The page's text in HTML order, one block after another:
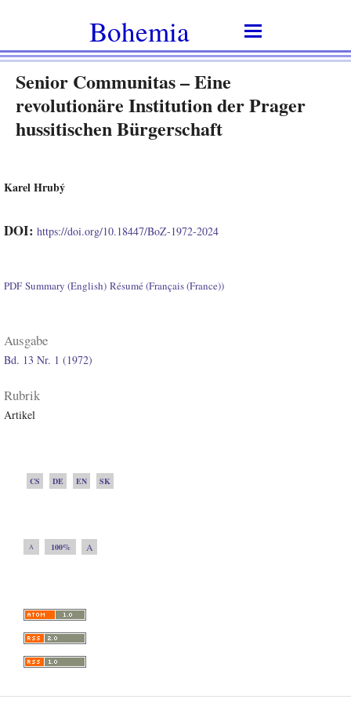
Bohemia
Senior Communitas – Eine
revolutionäre Institution der Prager
hussitischen Bürgerschaft
Karel Hrubý
DOI: https://doi.org/10.18447/BoZ-1972-2024
PDF Summary (English) Résumé (Français (France))
Ausgabe
Bd. 13 Nr. 1 (1972)
Rubrik
Artikel
CS DE EN SK
A 100% A